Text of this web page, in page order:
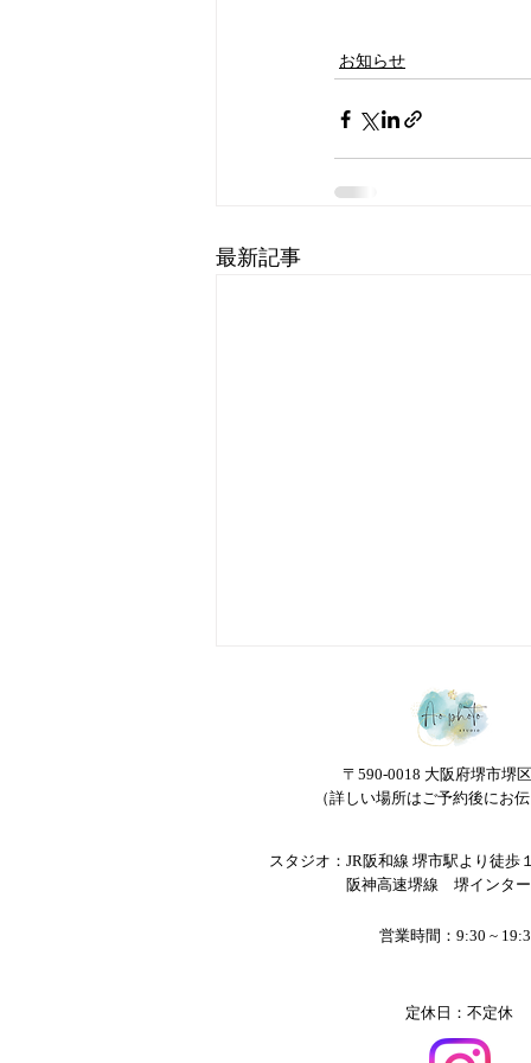
お知らせ
最新記事
期間限定！季節の花🌸桜コー
〒590-0018 大阪府堺市堺
（詳しい場所はご予約後にお
営業時間：9:30 ~
スタジオ：JR阪和線 堺市駅より徒歩
阪神高速堺線 堺インターよ
定休日：不定休